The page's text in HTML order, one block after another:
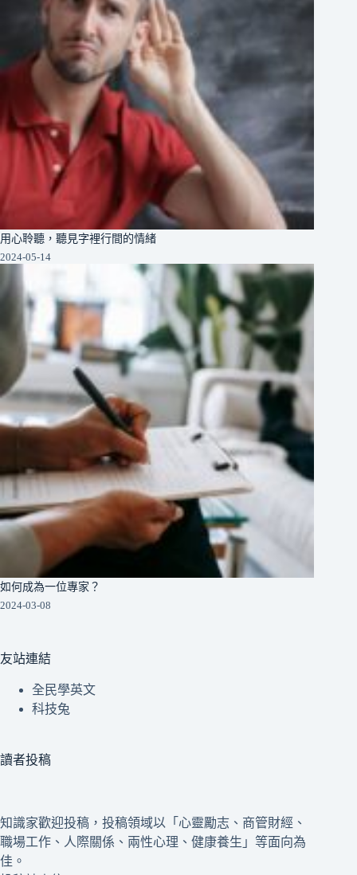
用心聆聽，聽見字裡行間的情緒
2024-05-14
如何成為一位專家？
2024-03-08
友站連結
全民學英文
科技兔
讀者投稿
知識家歡迎投稿，投稿領域以「心靈勵志、商管財經、
職場工作、人際關係、兩性心理、健康養生」等面向為
佳。